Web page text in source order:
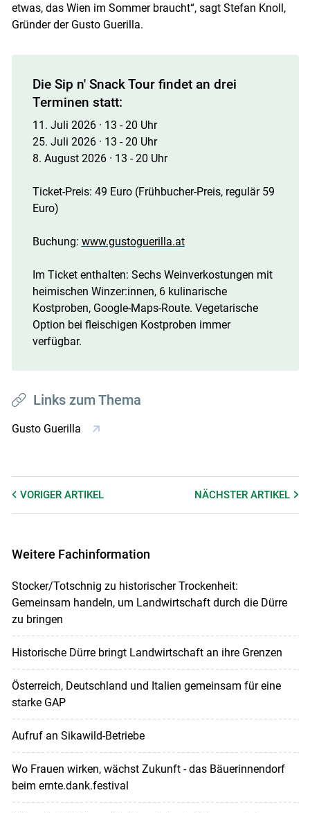
etwas, das Wien im Sommer braucht“, sagt Stefan Knoll,
Gründer der Gusto Guerilla.
Die Sip n' Snack Tour findet an drei
Terminen statt:
11. Juli 2026 · 13 - 20 Uhr
25. Juli 2026 · 13 - 20 Uhr
8. August 2026 · 13 - 20 Uhr
Ticket-Preis: 49 Euro (Frühbucher-Preis, regulär 59
Euro)
Buchung: www.gustoguerilla.at
Im Ticket enthalten: Sechs Weinverkostungen mit
heimischen Winzer:innen, 6 kulinarische
Kostproben, Google-Maps-Route. Vegetarische
Option bei fleischigen Kostproben immer
verfügbar.
Links zum Thema
Gusto Guerilla
VORIGER ARTIKEL NÄCHSTERARTIKEL
Weitere Fachinformation
Stocker/Totschnig zu historischer Trockenheit:
Gemeinsam handeln, um Landwirtschaft durch die Dürre
zu bringen
Historische Dürre bringt Landwirtschaft an ihre Grenzen
Österreich, Deutschland und Italien gemeinsam für eine
starke GAP
Aufruf an Sikawild-Betriebe
Wo Frauen wirken, wächst Zukunft - das Bäuerinnendorf
beim ernte.dank.festival